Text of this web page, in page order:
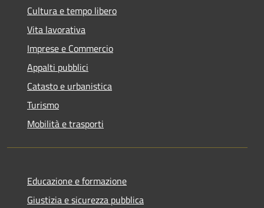
Cultura e tempo libero
Vita lavorativa
Imprese e Commercio
Appalti pubblici
Catasto e urbanistica
Turismo
Mobilità e trasporti
Educazione e formazione
Giustizia e sicurezza pubblica